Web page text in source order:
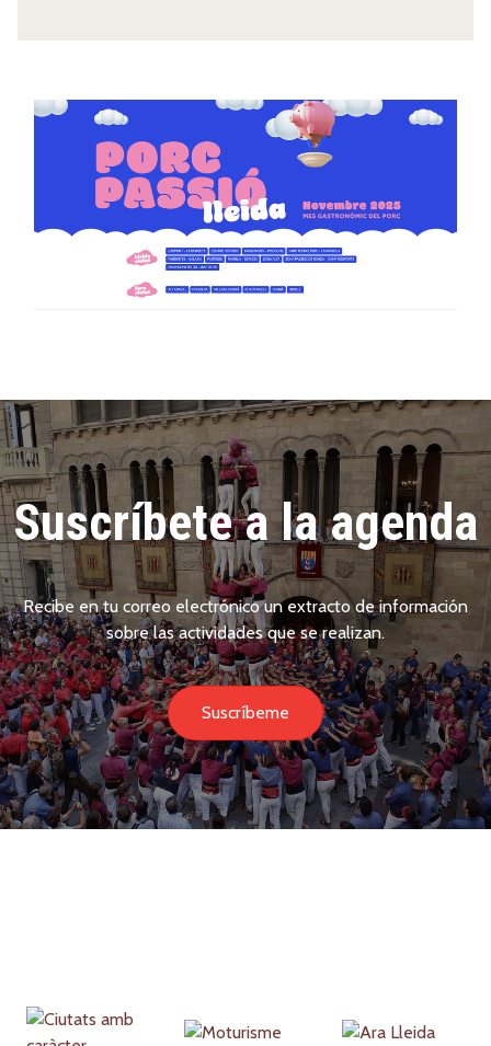
Suscríbete a la agenda
Recibe en tu correo electrónico un extracto de información
sobre las actividades que se realizan.
Suscríbeme
Partners